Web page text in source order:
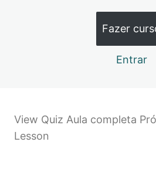
Fazer
Entrar
View Quiz Aula completa
Lesson